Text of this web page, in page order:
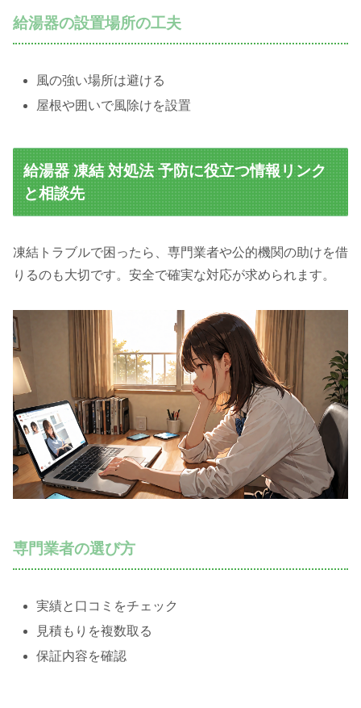
給湯器の設置場所の工夫
風の強い場所は避ける
屋根や囲いで風除けを設置
給湯器 凍結 対処法 予防に役立つ情報リンク
と相談先
凍結トラブルで困ったら、専門業者や公的機関の助けを借
りるのも大切です。安全で確実な対応が求められます。
専門業者の選び方
実績と口コミをチェック
見積もりを複数取る
保証内容を確認